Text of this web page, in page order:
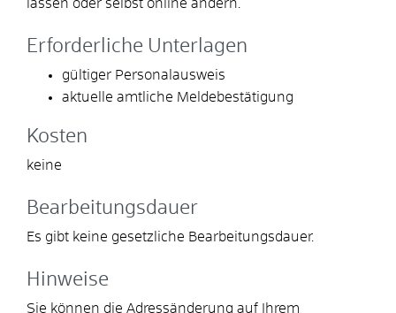
lassen oder selbst online ändern
Erforderliche Unterlagen
gültiger Personalausweis
aktuelle amtliche Meldebestätigung
Kosten
keine
Bearbeitungsdauer
Es gibt keine gesetzliche Bearbeitungsdauer.
Hinweise
Sie können die Adressänderung auf Ihrem